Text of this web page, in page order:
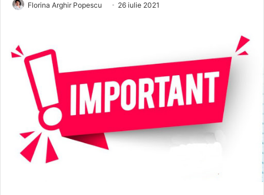
Florina Arghir Popescu 26 iulie 2021